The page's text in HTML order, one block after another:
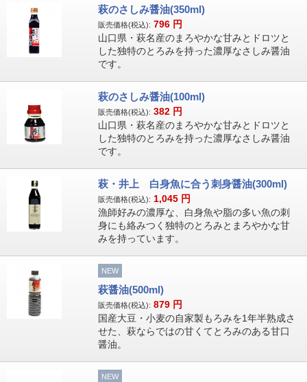
萩のさしみ醤油(350ml)
販売価格(税込): 796 円
山口県・萩名産のまろやかな甘みとドロツと
した独特のとろみを持った濃厚なさしみ醤油
です。
萩のさしみ醤油(100ml)
販売価格(税込): 382 円
山口県・萩名産のまろやかな甘みとドロツと
した独特のとろみを持った濃厚なさしみ醤油
です。
萩・井上 白身魚に合う刺身醤油(300ml)
販売価格(税込): 1,045 円
漁師好みの濃厚な、白身魚や脂の多い魚の刺
身にも絡みつく独特のとろみとまろやかな甘
みを持っています。
NEW
萩醤油(500ml)
販売価格(税込): 879 円
国産大豆・小麦の自家製もろみを1年半熟成さ
せた、萩ならではの甘くてとろみのある甘口
醤油。
NEW